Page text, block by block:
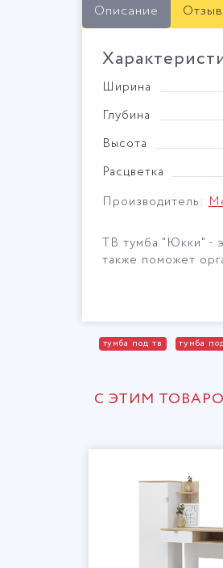
Описание
Ширина
Глубина
Высота
Расцветка
Производитель:
ТВ тумба "Юкки" -
также поможет
тумба под тв тумба
С ЭТИМ